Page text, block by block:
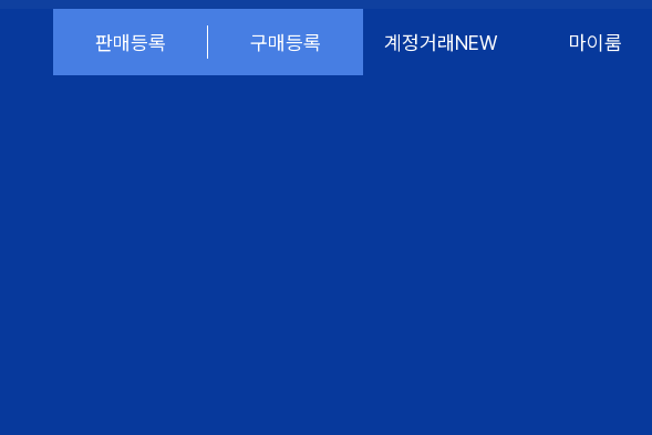
판매등록 구매등록 계정거래NEW 마이룸